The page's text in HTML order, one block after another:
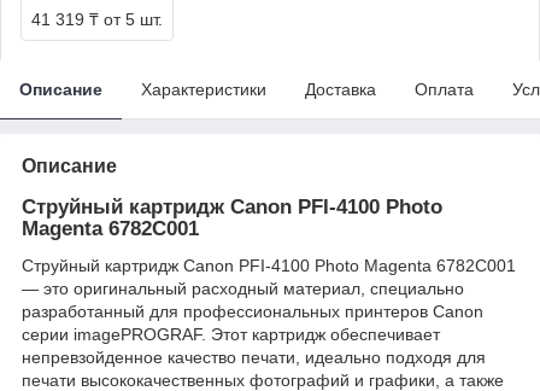
41 319 ₸ от 5 шт.
Описание Характеристики Доставка Оплата
Описание
Струйный картридж Canon PFI-4100 Photo
Magenta 6782C001
Струйный картридж Canon PFI-4100 Photo Magenta 6782C001
— это оригинальный расходный материал, специально
разработанный для профессиональных принтеров Canon
серии imagePROGRAF. Этот картридж обеспечивает
непревзойденное качество печати, идеально подходя для
печати высококачественных фотографий и графики, а также